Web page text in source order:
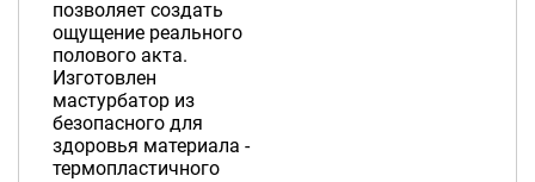
позволяет создать
ощущение реального
полового акта.
Изготовлен
мастурбатор из
безопасного для
здоровья материала -
термопластичного